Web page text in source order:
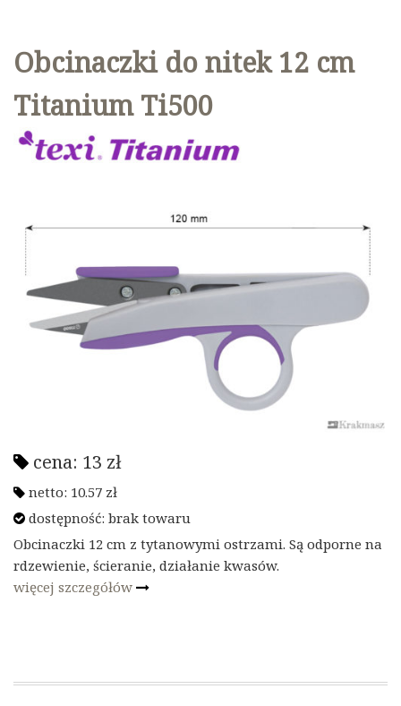
Obcinaczki do nitek 12 cm
Titanium Ti500
cena: 13 zł
netto: 10.57 zł
dostępność: brak towaru
Obcinaczki 12 cm z tytanowymi ostrzami. Są odporne na
rdzewienie, ścieranie, działanie kwasów.
więcej szczegółów